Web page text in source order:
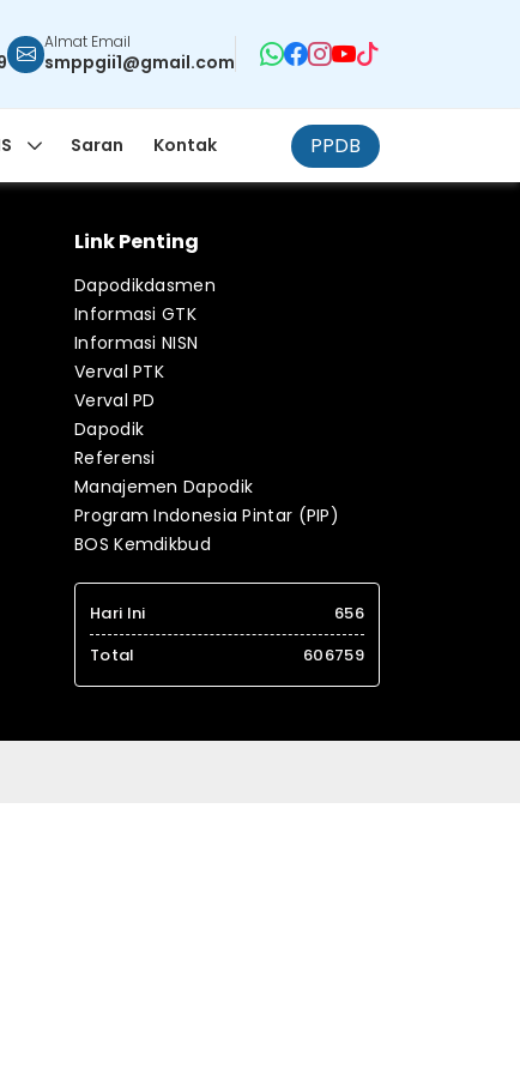
Almat Email
smppgii1@gmail.com
Saran Kontak PPDB
Link Penting
Dapodikdasmen
Informasi GTK
Informasi NISN
Verval PTK
Verval PD
Dapodik
Referensi
Manajemen Dapodik
Program Indonesia Pintar (PIP)
BOS Kemdikbud
Hari Ini
656
Total
606759